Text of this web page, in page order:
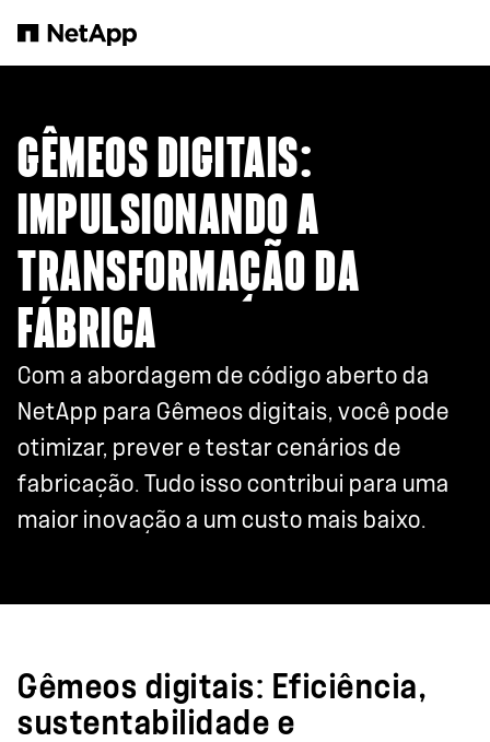
GÊMEOS DIGITAIS:
IMPULSIONANDO A
TRANSFORMAÇÃO DA
FÁBRICA
Com a abordagem de código aberto da
NetApp para Gêmeos digitais, você pode
otimizar, prever e testar cenários de
fabricação. Tudo isso contribui para uma
maior inovação a um custo mais baixo.
Gêmeos digitais: Eficiência,
sustentabilidade e